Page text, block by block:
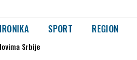
SPORT REGION
Srbije